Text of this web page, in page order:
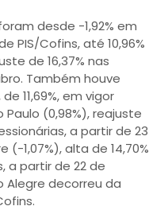
desde -1,92% em
PIS/Cofins, até 10,96%
de 16,37% nas
Também houve
11,69%, em vigor
(0,98%), reajuste
a partir de 23
1,07%), alta de 14,70%
a partir de 22 de
Alegre decorreu da